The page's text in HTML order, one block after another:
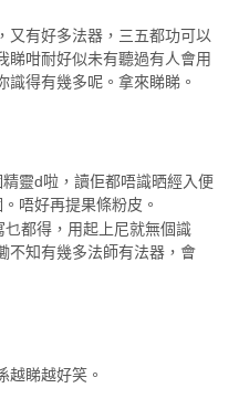
又有好多法器，三五都功可以
睇咁耐好似未有聽過有人會用
識得有幾多呢。拿來睇睇。
靈d啦，讀佢都唔識晒經入便
唔好再提果條粉皮。
都得，用起上尼就無個識
不知有幾多法師有法器，會
越睇越好笑。